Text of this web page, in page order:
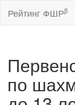
Рейтинг ФШРβ
по